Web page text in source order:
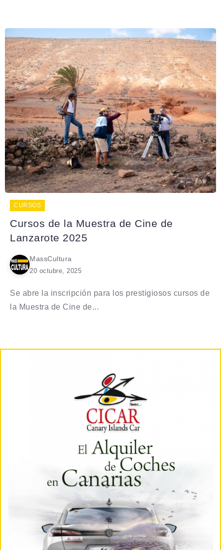
CURSOS
Cursos de la Muestra de Cine de
Lanzarote 2025
MassCultura
20 octubre, 2025
Se abre la inscripción para los prestigiosos cursos de
la Muestra de Cine de...